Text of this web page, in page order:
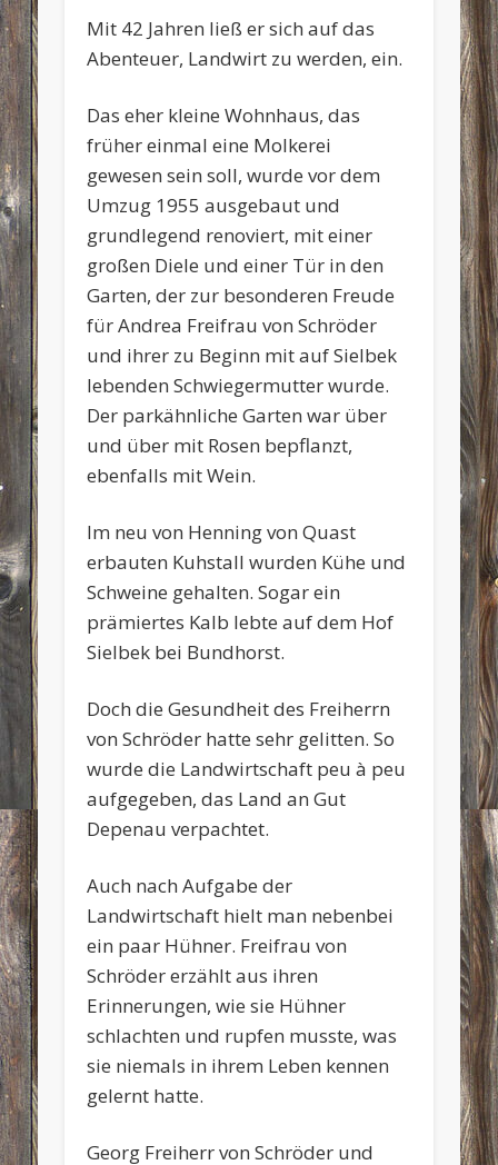
Mit 42 Jahren ließ er sich auf das
Abenteuer, Landwirt zu werden, ein.
Das eher kleine Wohnhaus, das
früher einmal eine Molkerei
gewesen sein soll, wurde vor dem
Umzug 1955 ausgebaut und
grundlegend renoviert, mit einer
großen Diele und einer Tür in den
Garten, der zur besonderen Freude
für Andrea Freifrau von Schröder
und ihrer zu Beginn mit auf Sielbek
lebenden Schwiegermutter wurde.
Der parkähnliche Garten war über
und über mit Rosen bepflanzt,
ebenfalls mit Wein.
Im neu von Henning von Quast
erbauten Kuhstall wurden Kühe und
Schweine gehalten. Sogar ein
prämiertes Kalb lebte auf dem Hof
Sielbek bei Bundhorst.
Doch die Gesundheit des Freiherrn
von Schröder hatte sehr gelitten. So
wurde die Landwirtschaft peu à peu
aufgegeben, das Land an Gut
Depenau verpachtet.
Auch nach Aufgabe der
Landwirtschaft hielt man nebenbei
ein paar Hühner. Freifrau von
Schröder erzählt aus ihren
Erinnerungen, wie sie Hühner
schlachten und rupfen musste, was
sie niemals in ihrem Leben kennen
gelernt hatte.
Georg Freiherr von Schröder und